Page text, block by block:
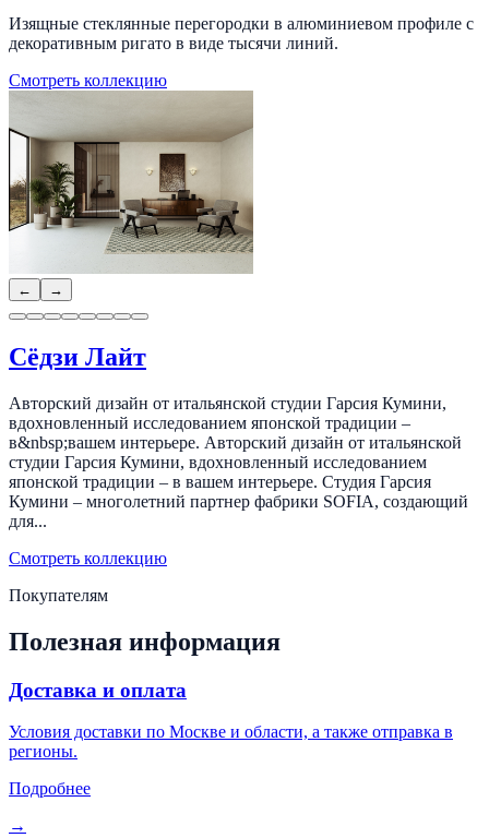
Изящные стеклянные перегородки в алюминиевом профиле с
декоративным ригато в виде тысячи линий.
Смотреть коллекцию
← →
Сёдзи Лайт
Авторский дизайн от итальянской студии Гарсия Кумини,
вдохновленный исследованием японской традиции –
в&nbsp;вашем интерьере. Авторский дизайн от итальянской
студии Гарсия Кумини, вдохновленный исследованием
японской традиции – в вашем интерьере. Студия Гарсия
Кумини – многолетний партнер фабрики SOFIA, создающий
для...
Смотреть коллекцию
Покупателям
Полезная информация
Доставка и оплата
Условия доставки по Москве и области, а также отправка в
регионы.
Подробнее
→